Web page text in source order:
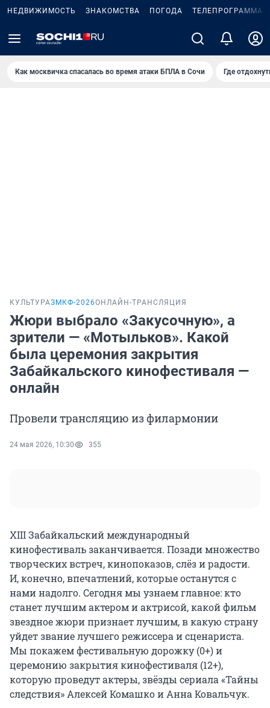
НЕДВИЖИМОСТЬ ЗНАКОМСТВА ПОГОДА ТЕЛЕПРОГРАММА
Как москвичка спасалась во время атаки БПЛА в Сочи Где
КУЛЬТУРАЗМКФ-2026ОНЛАЙН-ТРАНСЛЯЦИЯ
Жюри выбрало «Закусочную», а
зрители — «Мотыльков». Какой
была церемония закрытия
Забайкальского кинофестиваля —
онлайн
Провели трансляцию из филармонии
24 мая 2026, 10:30 355
XIII Забайкальский международный
кинофестиваль заканчивается. Позади множество
творческих встреч, кинопоказов, слёз и радости.
И, конечно, впечатлений, которые останутся с
нами надолго. Сегодня мы узнаем главное: кто
станет лучшим актером и актрисой, какой фильм
звездное жюри признает лучшим, в какую страну
уйдет звание лучшего режиссера и сценариста.
Мы покажем фестивальную дорожку (0+) и
церемонию закрытия кинофестиваля (12+),
которую проведут актеры, звёзды сериала «Тайны
следствия» Алексей Комашко и Анна Ковальчук.